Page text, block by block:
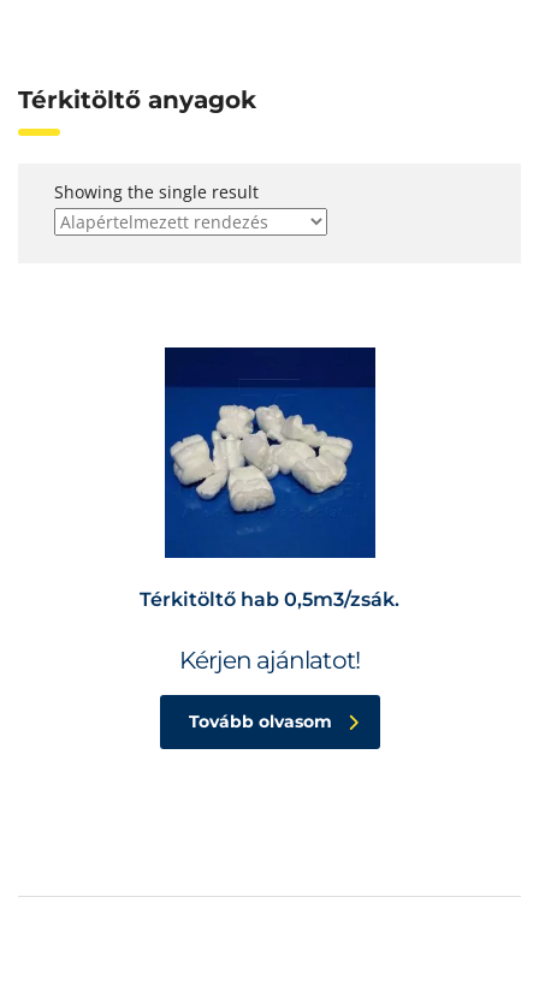
Térkitöltő anyagok
Showing the single result
Térkitöltő hab 0,5m3/zsák.
Kérjen ajánlatot!
Tovább olvasom